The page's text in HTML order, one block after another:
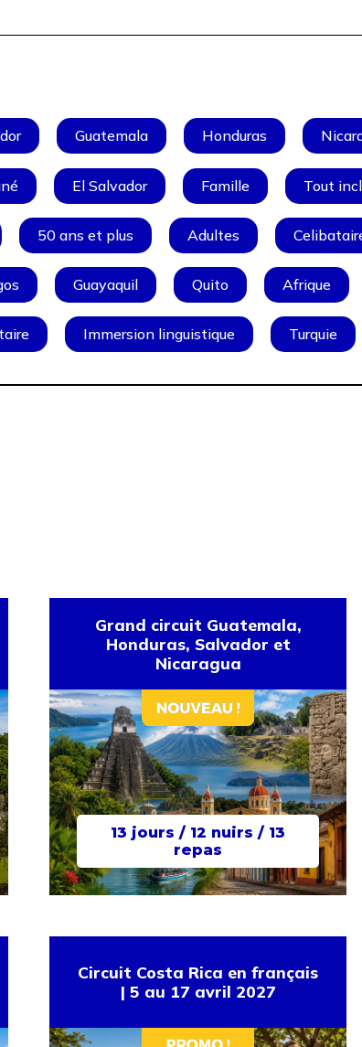
Guatemala Honduras
El Salvador Famille Tout
50 ans et plus Adultes
Guayaquil Quito Afrique
Immersion linguistique Turquie
Grand circuit Guatemala,
Honduras, Salvador et
Nicaragua
13 jours / 12 nuirs / 13
repas
Circuit Costa Rica en français
| 5 au 17 avril 2027